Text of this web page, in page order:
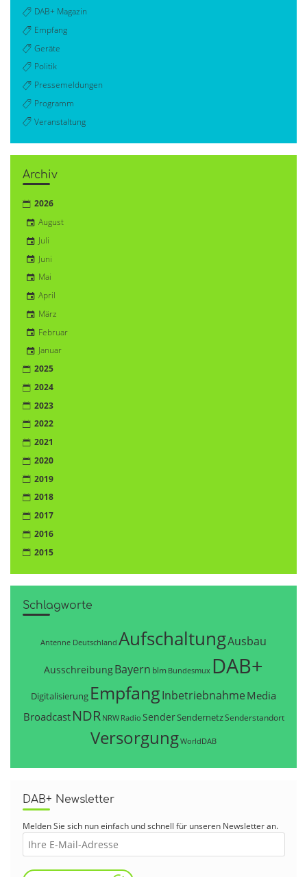
DAB+ Magazin
Empfang
Geräte
Politik
Pressemeldungen
Programm
Veranstaltung
Archiv
2026
August
Juli
Juni
Mai
April
März
Februar
Januar
2025
2024
2023
2022
2021
2020
2019
2018
2017
2016
2015
Schlagworte
Antenne Deutschland AufschaltungAusbau
AusschreibungBayern blm Bundesmux DAB+
Digitalisierung EmpfangInbetriebnahme Media
Broadcast NDR NRW Radio SenderSendernetzSenderstandort
VersorgungWorldDAB
DAB+ Newsletter
Melden Sie sich nun einfach und schnell für unseren Newsletter an.